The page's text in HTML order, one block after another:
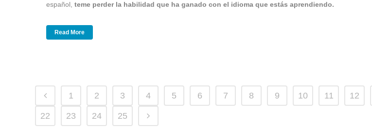
español, teme perder la habilidad que ha ganado con el idioma que estás aprendiendo.
Read More
1 2 3 4 5 6 7 8 9 10 11 12
22 23 24 25